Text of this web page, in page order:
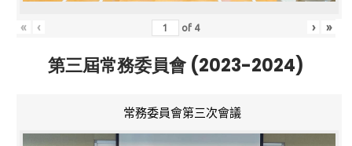
« ‹ of 4 › »
第三屆常務委員會 (2023-2024)
常務委員會第三次會議